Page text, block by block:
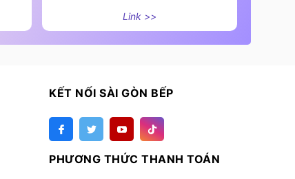
Link >>
KẾT NỐI SÀI GÒN BẾP
PHƯƠNG THỨC THANH TOÁN